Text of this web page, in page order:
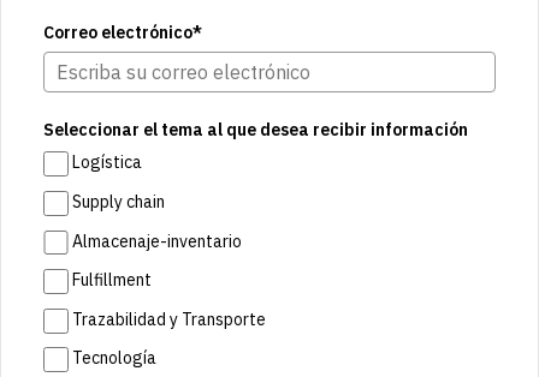
Correo electrónico*
Seleccionar el tema al que desea recibir información
Logística
Supply chain
Almacenaje-inventario
Fulfillment
Trazabilidad y Transporte
Tecnología